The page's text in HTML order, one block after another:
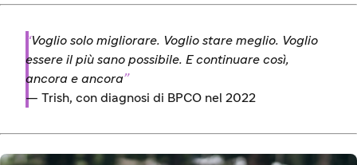
“Voglio solo migliorare. Voglio stare meglio. Voglio
essere il più sano possibile. E continuare così,
ancora e ancora”
— Trish, con diagnosi di BPCO nel 2022